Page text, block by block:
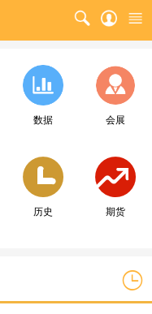
数据 会展
历史 期货